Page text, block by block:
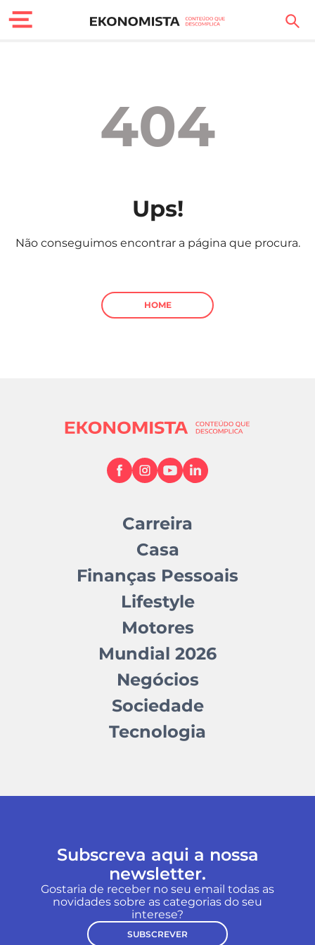
Carreira
Sociedade
Negócios
404
Ups!
Não conseguimos encontrar a página que procura.
HOME
Carreira
Casa
Finanças Pessoais
Lifestyle
Motores
Mundial 2026
Negócios
Sociedade
Tecnologia
Subscreva aqui a nossa
newsletter.
Gostaria de receber no seu email todas as
novidades sobre as categorias do seu
interese?
SUBSCREVER